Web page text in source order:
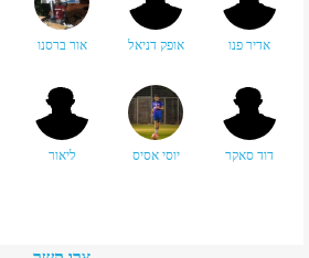
אדיר פנו אופק דניאל אור ברסנו
דוד סאקר יוסי אסיס ליאור